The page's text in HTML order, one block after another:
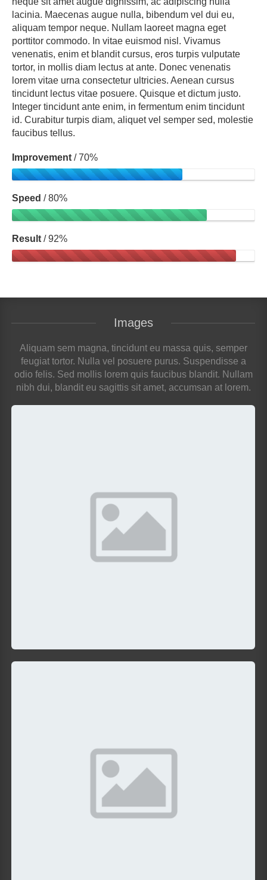
lacinia. Maecenas augue nulla, bibendum vel dui eu,
aliquam tempor neque. Nullam laoreet magna eget
porttitor commodo. In vitae euismod nisl. Vivamus
venenatis, enim et blandit cursus, eros turpis vulputate
tortor, in mollis diam lectus at ante. Donec venenatis
lorem vitae urna consectetur ultricies. Aenean cursus
tincidunt lectus vitae posuere. Quisque et dictum justo.
Integer tincidunt ante enim, in fermentum enim tincidunt
id. Curabitur turpis diam, aliquet vel semper sed, molestie
faucibus tellus.
Improvement / 70%
Speed / 80%
Result / 92%
Images
Aliquam sem magna, tincidunt eu massa quis, semper
feugiat tortor. Nulla vel posuere purus. Suspendisse a
odio felis. Sed mollis lorem quis faucibus blandit. Nullam
nibh dui, blandit eu sagittis sit amet, accumsan at lorem.